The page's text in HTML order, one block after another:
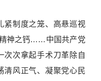
制度之笼、高悬巡视
精神之钙……中国共产党
次次拿起手术刀革除自
清风正气、凝聚党心民